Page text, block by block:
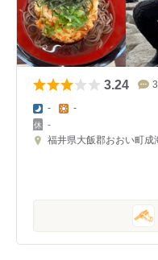
3.24
- -
-
福井県大飯郡おおい町成